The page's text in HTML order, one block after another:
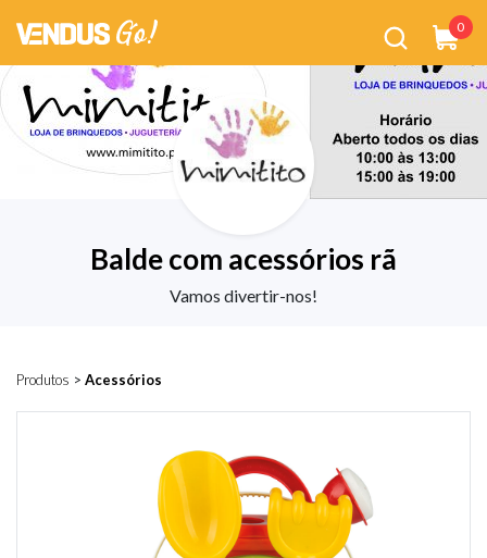
0
Balde com acessórios rã
Vamos divertir-nos!
Produtos > Acessórios